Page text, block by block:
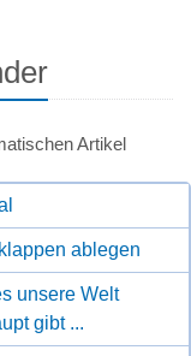
Artikel
ablegen
unsere Welt
gibt ...